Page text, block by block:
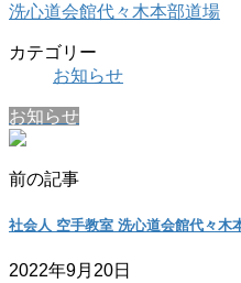
洗心道会館代々木本部道場
カテゴリー
お知らせ
お知らせ
前の記事
社会人 空手教室 洗心道会館代々木
2022年9月20日